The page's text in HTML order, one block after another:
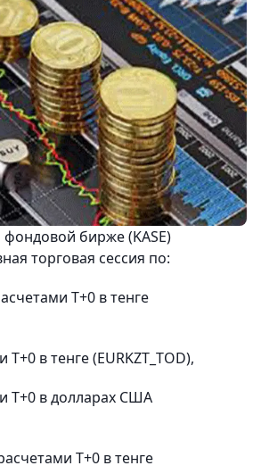
фондовой бирже (KASE)
торговая сессия по:
Т+0 в тенге
в тенге (EURKZT_TOD),
Т+0 в долларах США
T+0 в тенге